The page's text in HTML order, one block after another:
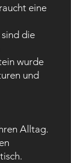
eine
die
wurde
und
Alltag.